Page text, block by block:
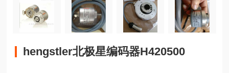
hengstler北极星编码器H420500